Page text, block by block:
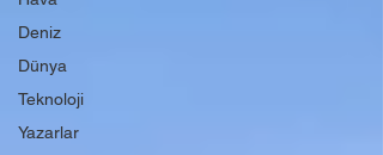
Deniz
Dünya
Teknoloji
Yazarlar